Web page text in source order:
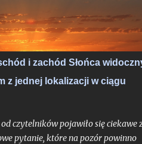
bywają realne. Po
zaćmień zapraszam na
lubianego przez amatorów
których tylko w jedną noc
ludzi zobaczy przez całe życie.
głównym warunkiem: jeśli
nas wakacje...
i zachód Słońca
z jednej lokalizacji w ciągu
czytelników pojawiło się ciekawe
pytanie, które na pozór powinno